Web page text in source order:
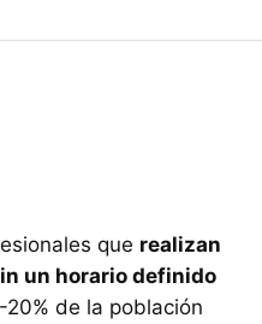
que realizan
un horario definido
de la población